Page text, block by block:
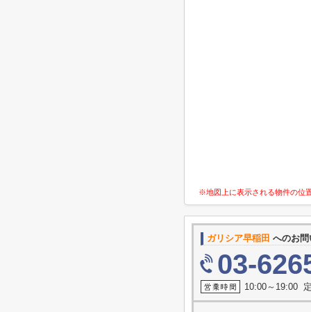
※地図上に表示される物件の位
ガリシア早稲田 へのお
03-
10:00～19:00